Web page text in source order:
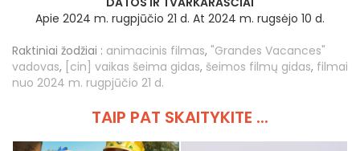
Apie 2024 m. rugpjūčio 21 d. At 2024 m. rugsėjo 10 d.
Raktiniai žodžiai : animacinis filmas, "Grandes Vacances"
vadovas, [cin] vaikas šeima gidas, šeimos filmų gidas, filmai
nuo 2024 m. rugpjūčio 21 d.
TAIP PAT SKAITYKITE ...